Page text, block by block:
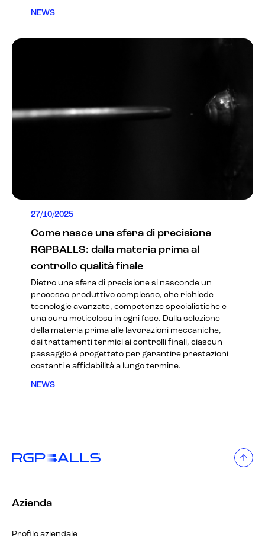
NEWS
27/10/2025
Come nasce una sfera di precisione
RGPBALLS: dalla materia prima al
controllo qualità finale
Dietro una sfera di precisione si nasconde un
processo produttivo complesso, che richiede
tecnologie avanzate, competenze specialistiche e
una cura meticolosa in ogni fase. Dalla selezione
della materia prima alle lavorazioni meccaniche,
dai trattamenti termici ai controlli finali, ciascun
passaggio è progettato per garantire prestazioni
costanti e affidabilità a lungo termine.
NEWS
Azienda
Profilo aziendale